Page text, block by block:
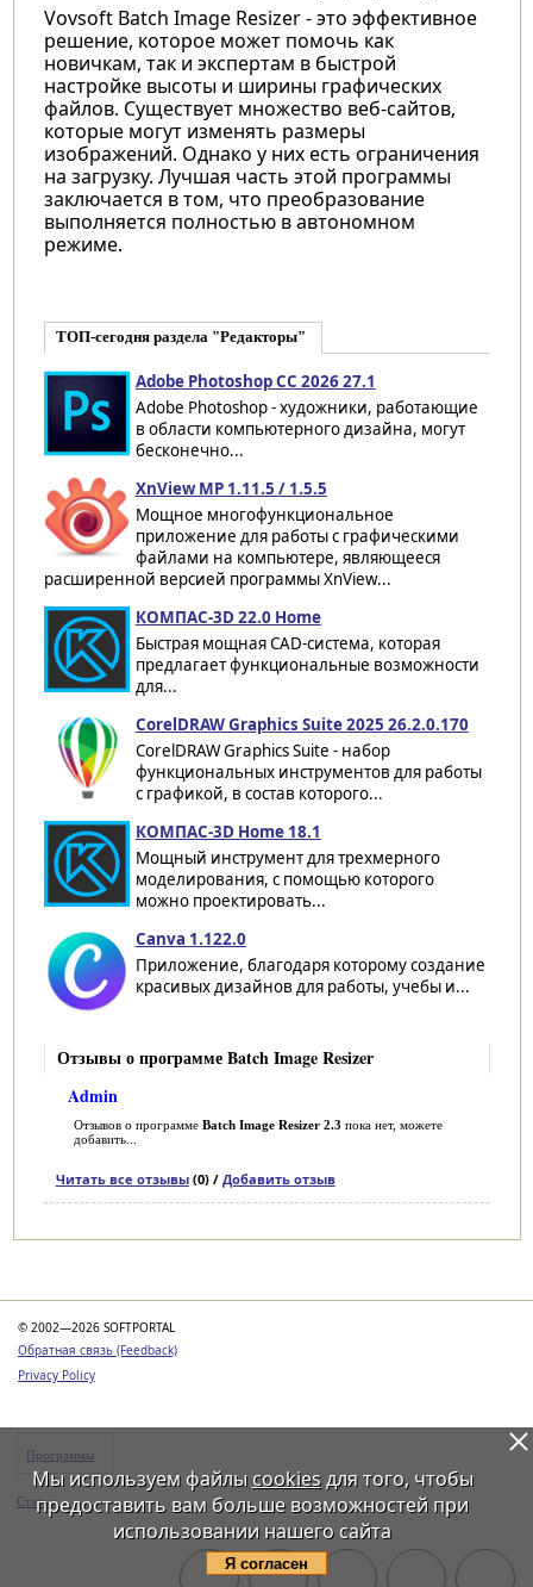
Vovsoft Batch Image Resizer - это эффективное
решение, которое может помочь как
новичкам, так и экспертам в быстрой
настройке высоты и ширины графических
файлов. Существует множество веб-сайтов,
которые могут изменять размеры
изображений. Однако у них есть ограничения
на загрузку. Лучшая часть этой программы
заключается в том, что преобразование
выполняется полностью в автономном
режиме.
ТОП-сегодня раздела "Редакторы"
Adobe Photoshop CC 2026 27.1
Adobe Photoshop - художники, работающие
в области компьютерного дизайна, могут
бесконечно...
XnView MP 1.11.5 / 1.5.5
Мощное многофункциональное
приложение для работы с графическими
файлами на компьютере, являющееся
расширенной версией программы XnView...
КОМПАС-3D 22.0 Home
Быстрая мощная CAD-система, которая
предлагает функциональные возможности
для...
CorelDRAW Graphics Suite 2025 26.2.0.170
CorelDRAW Graphics Suite - набор
функциональных инструментов для работы
с графикой, в состав которого...
КОМПАС-3D Home 18.1
Мощный инструмент для трехмерного
моделирования, с помощью которого
можно проектировать...
Canva 1.122.0
Приложение, благодаря которому создание
красивых дизайнов для работы, учебы и...
Отзывы о программе Batch Image Resizer
Admin
Отзывов о программе Batch Image Resizer 2.3 пока нет, можете
добавить...
Читать все отзывы(0) / Добавить отзыв
© 2002—2026 SOFTPORTAL
Обратная связь (Feedback)
Privacy Policy
Программы
Статьи
Мы используем файлы cookiesдля того, чтобы
предоставить вам больше возможностей при
использовании нашего сайта